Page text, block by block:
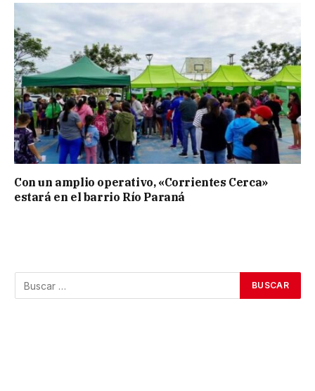
Con un amplio operativo, «Corrientes Cerca»
estará en el barrio Río Paraná